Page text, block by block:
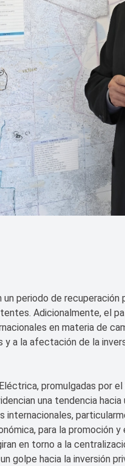
periodo de
Adicionalmente, el
en materia de
a la afectación de la
promulgadas por
una tendencia
internacionales,
para la promoción
en torno a la
golpe hacia la inversión